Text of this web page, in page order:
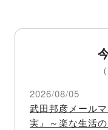
2026/08/05
武田邦彦メール
実』～楽な生活